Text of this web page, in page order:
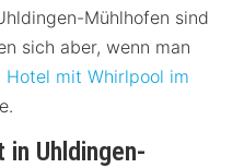
Mühlhofen sind
sich aber, wenn man
Hotel mit Whirlpool im
Uhldingen-